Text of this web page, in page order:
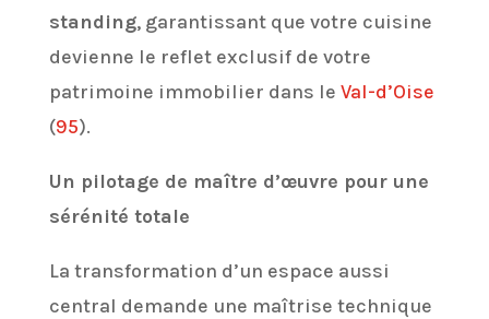
standing, garantissant que votre cuisine
devienne le reflet exclusif de votre
patrimoine immobilier dans le Val-d’Oise
(95).
Un pilotage de maître d’œuvre pour une
sérénité totale
La transformation d’un espace aussi
central demande une maîtrise technique